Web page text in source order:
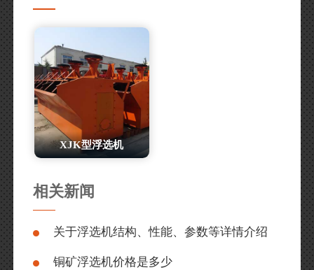
XJK型浮选机
相关新闻
关于浮选机结构、性能、参数等详情介绍
铜矿浮选机价格是多少